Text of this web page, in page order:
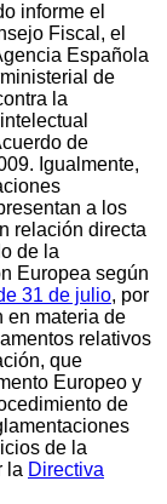
informe el
Fiscal, el
Española
de
la
de
Igualmente,
a los
relación directa
de la
Europea según
31 de julio, por
en materia de
relativos
que
Europeo y
de
de la
la Directiva